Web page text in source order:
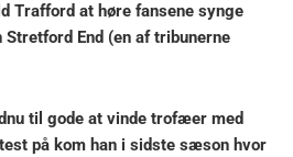
Trafford at høre fansene synge
End (en af tribunerne
til gode at vinde trofæer med
på kom han i sidste sæson hvor